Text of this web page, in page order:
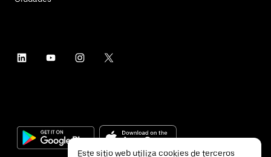
Este sitio web utiliza cookies de terceros